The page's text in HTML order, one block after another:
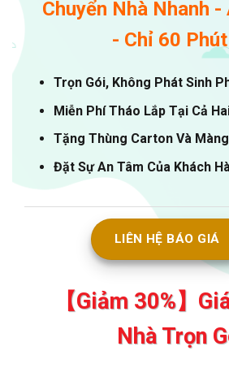
Chuyển Nhà Nhanh -
- Chỉ 60 Phút
Trọn Gói, Không Phát Sinh
Miễn Phí Tháo Lắp Tại Cả
Tặng Thùng Carton Và
Đặt Sự An Tâm Của Khách
LIÊN HỆ BÁO GIÁ
【Giảm 30%】
Nhà Trọn